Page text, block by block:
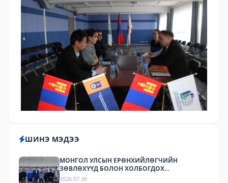
ШИНЭ МЭДЭЭ
МОНГОЛ УЛСЫН ЕРӨНХИЙЛӨГЧИЙН
ЗӨВЛӨХҮҮД БОЛОН ХОЛБОГДОХ
БАЙГУУЛЛАГУУДЫН ТӨЛӨӨЛӨЛ НАЛАЙХЫН
2026.07.30